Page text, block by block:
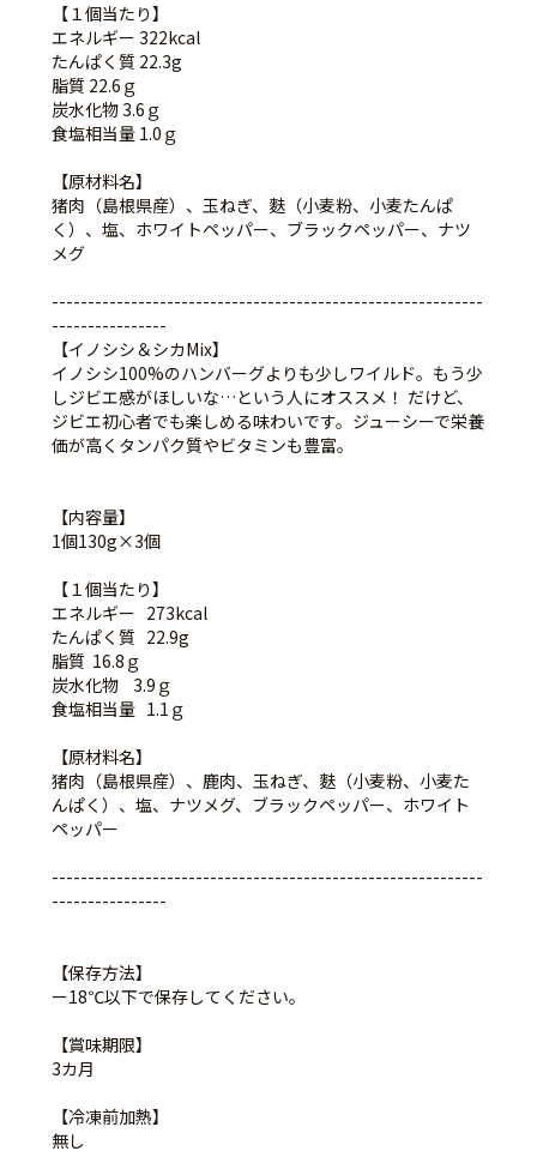
【１個当たり】
エネルギー 322kcal
たんぱく質 22.3g
脂質 22.6ｇ
炭水化物 3.6ｇ
食塩相当量 1.0ｇ
【原材料名】
猪肉（島根県産）、玉ねぎ、麩（小麦粉、小麦たんぱ
く）、塩、ホワイトペッパー、ブラックペッパー、ナツ
メグ
------------------------------------------------------------
----------------
【イノシシ＆シカMix】
イノシシ100%のハンバーグよりも少しワイルド。もう少
しジビエ感がほしいな…という人にオススメ！ だけど、
ジビエ初心者でも楽しめる味わいです。ジューシーで栄養
価が高くタンパク質やビタミンも豊富。
【内容量】
1個130g×3個
【１個当たり】
エネルギー 273kcal
たんぱく質 22.9g
脂質 16.8ｇ
炭水化物 3.9ｇ
食塩相当量 1.1ｇ
【原材料名】
猪肉（島根県産）、鹿肉、玉ねぎ、麩（小麦粉、小麦た
んぱく）、塩、ナツメグ、ブラックペッパー、ホワイト
ペッパー
------------------------------------------------------------
----------------
【保存方法】
ー18℃以下で保存してください。
【賞味期限】
3カ月
【冷凍前加熱】
無し